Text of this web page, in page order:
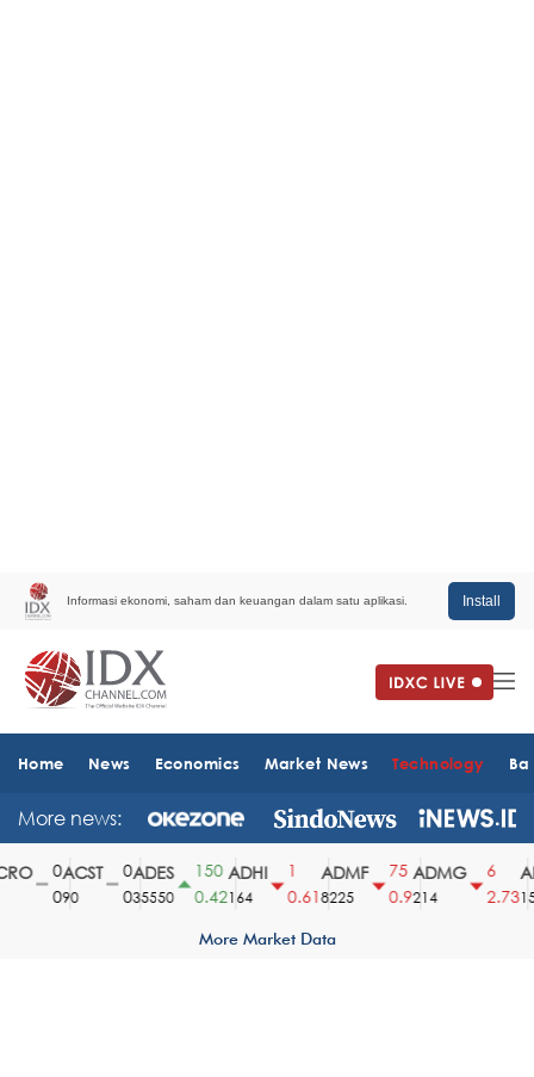
Informasi ekonomi, saham dan keuangan dalam satu aplikasi. Install
Home News Economics Market News Technology
More news:
ACST
90
ADES
35550
150
0.42
ADHI
164
0.61
ADMF
8225
75
0.9
ADMG
214
2.73
More Market Data